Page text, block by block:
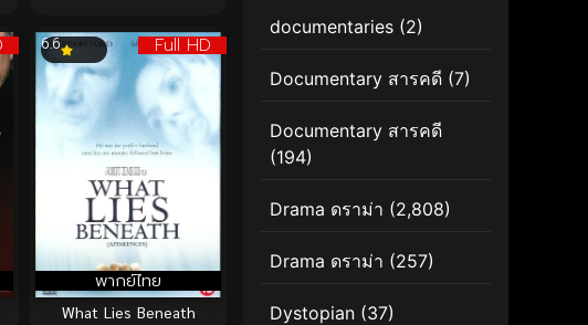
Full HD
พากย์ไทย
6.6
What Lies Beneath
documentaries (2)
Documentary สารคดี (7)
Documentary สารคดี
(194)
Drama ดราม่า (2,808)
Drama ดราม่า (257)
Dystopian (37)